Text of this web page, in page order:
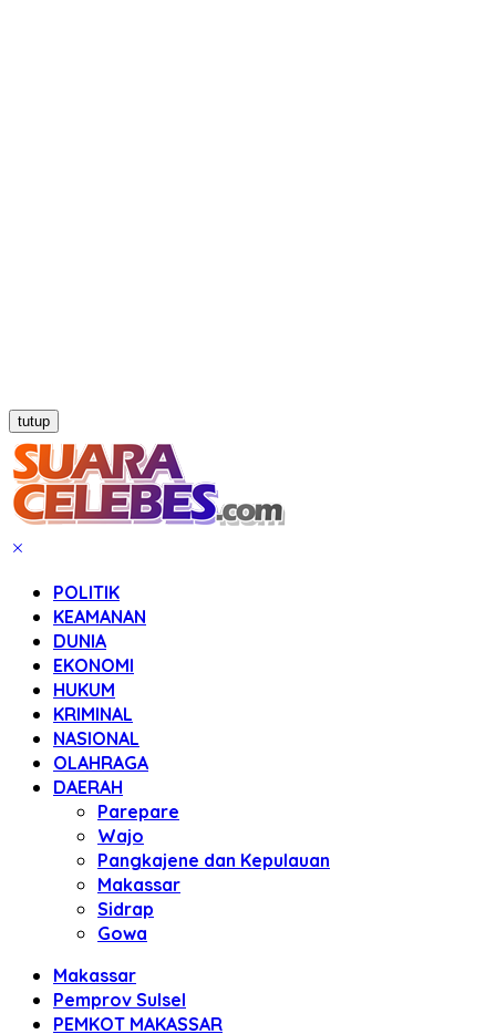
tutup
POLITIK
KEAMANAN
DUNIA
EKONOMI
HUKUM
KRIMINAL
NASIONAL
OLAHRAGA
DAERAH
Parepare
Wajo
Pangkajene dan Kepulauan
Makassar
Sidrap
Gowa
Makassar
Pemprov Sulsel
PEMKOT MAKASSAR